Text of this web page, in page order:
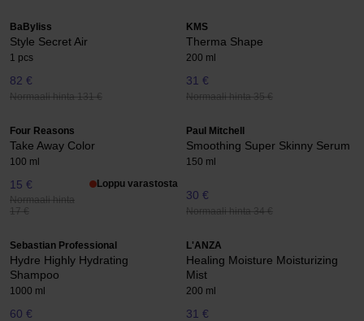
BaByliss
Style Secret Air
1 pcs
82 €
Normaali hinta 131 €
KMS
Therma Shape
200 ml
31 €
Normaali hinta 35 €
Four Reasons
Take Away Color
100 ml
15 €
Normaali hinta
17 €
Loppu varastosta
Paul Mitchell
Smoothing Super Skinny Serum
150 ml
30 €
Normaali hinta 34 €
Sebastian Professional
Hydre Highly Hydrating
Shampoo
1000 ml
60 €
L'ANZA
Healing Moisture Moisturizing
Mist
200 ml
31 €